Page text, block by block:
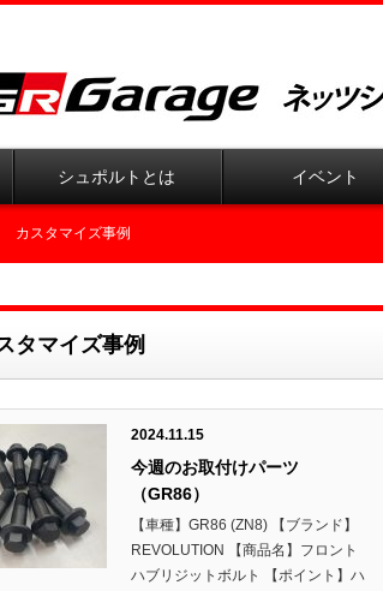
シュポルトとは イベント
カスタマイズ事例
タマイズ事例
2024.11.15
今週のお取付けパーツ
（GR86）
【車種】GR86 (ZN8) 【ブランド】
REVOLUTION 【商品名】フロント
ハブリジットボルト 【ポイント】ハ